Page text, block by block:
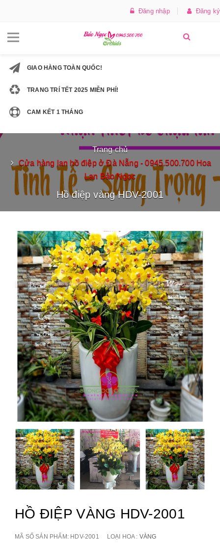
Đăng nhập Đăng ký
GIAO HÀNG TOÀN QUỐC!
TRANG TRÍ TẾT 2025 MIỄN PHÍ!
CAM KẾT 1 THÁNG
Trang chủ
Cửa hàng lan hồ điệp ở Đà Nẵng - 0945.500.700 Hoa
Lan Bảo Ngọc
Hồ điệp vàng HDV-2001
HỒ ĐIỆP VÀNG HDV-2001
MÃ SỐ SẢN PHẨM: HDV-2001 LOẠI HOA : VÀNG